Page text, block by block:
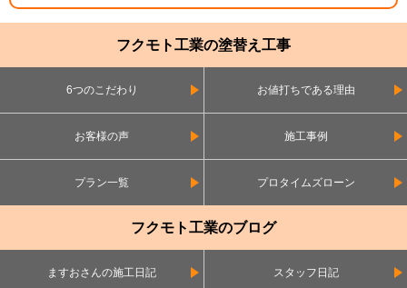
フクモト工業の塗替え工事
6つのこだわり お値打ちである理由
お客様の声 施工事例
プラン一覧 プロタイムズローン
フクモト工業のブログ
ますおさんの施工日記 スタッフ日記